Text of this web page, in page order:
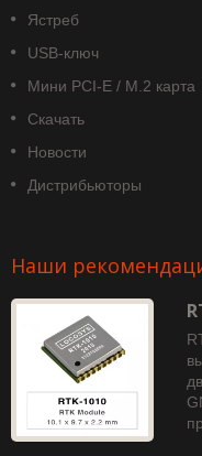
Ястреб
USB-ключ
Мини PCI-E / M.2 карта
Скачать
Новости
Дистрибьюторы
Наши